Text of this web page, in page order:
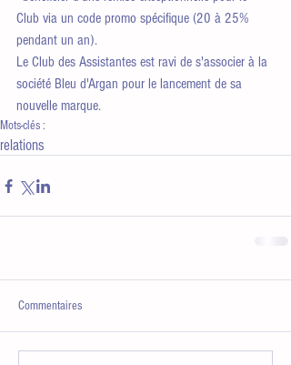
Club via un code promo spécifique (20 à 25%
pendant un an).
Le Club des Assistantes est ravi de s'associer à la
société Bleu d'Argan pour le lancement de sa
nouvelle marque.
Mots-clés :
relations
Commentaires